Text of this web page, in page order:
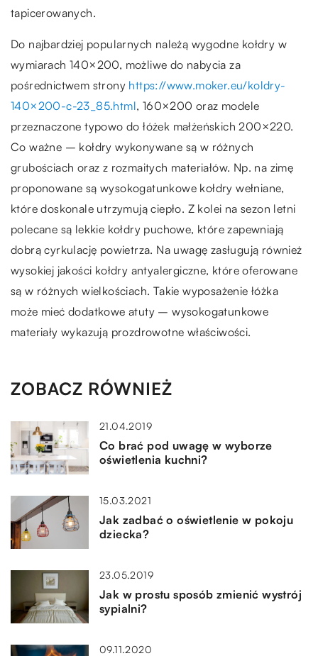
tapicerowanych.
Do najbardziej popularnych należą wygodne kołdry w
wymiarach 140×200, możliwe do nabycia za
pośrednictwem strony https://www.moker.eu/koldry-
140×200-c-23_85.html, 160×200 oraz modele
przeznaczone typowo do łóżek małżeńskich 200×220.
Co ważne – kołdry wykonywane są w różnych
grubościach oraz z rozmaitych materiałów. Np. na zimę
proponowane są wysokogatunkowe kołdry wełniane,
które doskonale utrzymują ciepło. Z kolei na sezon letni
polecane są lekkie kołdry puchowe, które zapewniają
dobrą cyrkulację powietrza. Na uwagę zasługują również
wysokiej jakości kołdry antyalergiczne, które oferowane
są w różnych wielkościach. Takie wyposażenie łóżka
może mieć dodatkowe atuty – wysokogatunkowe
materiały wykazują prozdrowotne właściwości.
ZOBACZ RÓWNIEŻ
21.04.2019
Co brać pod uwagę w wyborze
oświetlenia kuchni?
15.03.2021
Jak zadbać o oświetlenie w pokoju
dziecka?
23.05.2019
Jak w prostu sposób zmienić wystrój
sypialni?
09.11.2020